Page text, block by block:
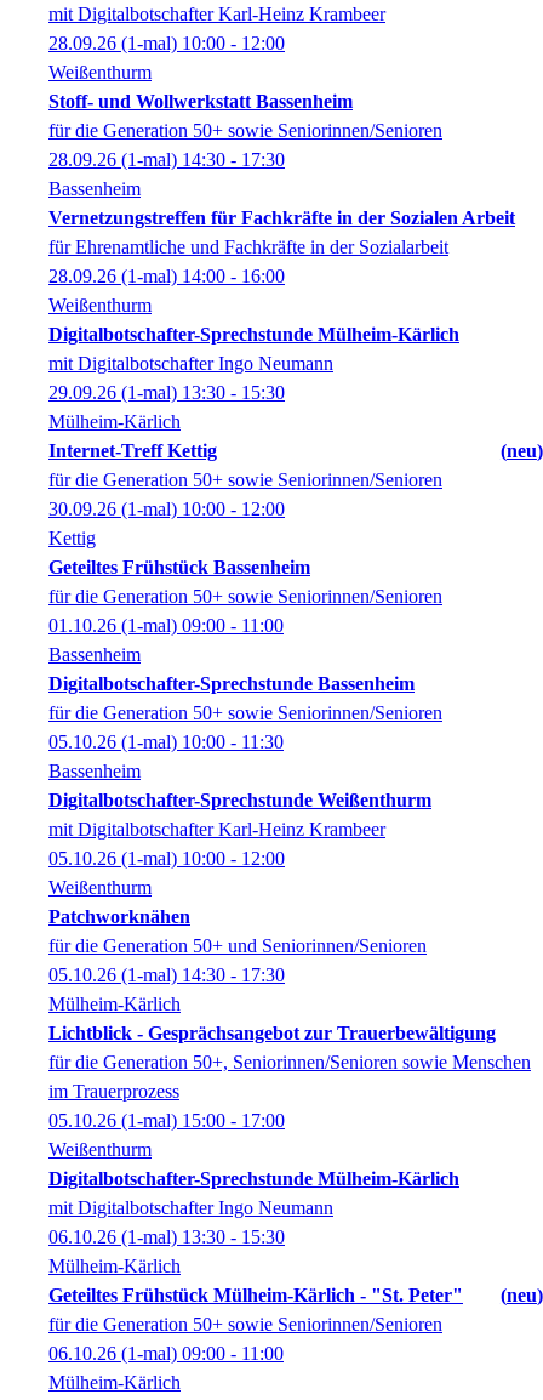
mit Digitalbotschafter Karl-Heinz Krambeer
28.09.26 (1-mal) 10:00 - 12:00
Weißenthurm
Stoff- und Wollwerkstatt Bassenheim
für die Generation 50+ sowie Seniorinnen/Senioren
28.09.26 (1-mal) 14:30 - 17:30
Bassenheim
Vernetzungstreffen für Fachkräfte in der Sozialen Arbeit
für Ehrenamtliche und Fachkräfte in der Sozialarbeit
28.09.26 (1-mal) 14:00 - 16:00
Weißenthurm
Digitalbotschafter-Sprechstunde Mülheim-Kärlich
mit Digitalbotschafter Ingo Neumann
29.09.26 (1-mal) 13:30 - 15:30
Mülheim-Kärlich
Internet-Treff Kettig
neu
für die Generation 50+ sowie Seniorinnen/Senioren
30.09.26 (1-mal) 10:00 - 12:00
Kettig
Geteiltes Frühstück Bassenheim
für die Generation 50+ sowie Seniorinnen/Senioren
01.10.26 (1-mal) 09:00 - 11:00
Bassenheim
Digitalbotschafter-Sprechstunde Bassenheim
für die Generation 50+ sowie Seniorinnen/Senioren
05.10.26 (1-mal) 10:00 - 11:30
Bassenheim
Digitalbotschafter-Sprechstunde Weißenthurm
mit Digitalbotschafter Karl-Heinz Krambeer
05.10.26 (1-mal) 10:00 - 12:00
Weißenthurm
Patchworknähen
für die Generation 50+ und Seniorinnen/Senioren
05.10.26 (1-mal) 14:30 - 17:30
Mülheim-Kärlich
Lichtblick - Gesprächsangebot zur Trauerbewältigung
für die Generation 50+, Seniorinnen/Senioren sowie Menschen
im Trauerprozess
05.10.26 (1-mal) 15:00 - 17:00
Weißenthurm
Digitalbotschafter-Sprechstunde Mülheim-Kärlich
mit Digitalbotschafter Ingo Neumann
06.10.26 (1-mal) 13:30 - 15:30
Mülheim-Kärlich
Geteiltes Frühstück Mülheim-Kärlich - "St. Peter"
neu
für die Generation 50+ sowie Seniorinnen/Senioren
06.10.26 (1-mal) 09:00 - 11:00
Mülheim-Kärlich